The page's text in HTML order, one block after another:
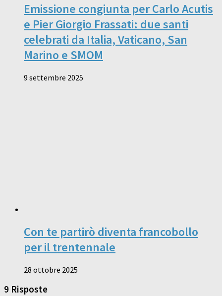
Emissione congiunta per Carlo Acutis
e Pier Giorgio Frassati: due santi
celebrati da Italia, Vaticano, San
Marino e SMOM
9 settembre 2025
Con te partirò diventa francobollo
per il trentennale
28 ottobre 2025
9 Risposte